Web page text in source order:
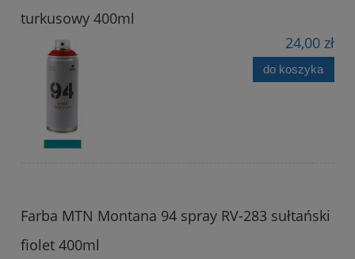
turkusowy 400ml
24,00 zł
do koszyka
Farba MTN Montana 94 spray RV-283 sułtański
fiolet 400ml